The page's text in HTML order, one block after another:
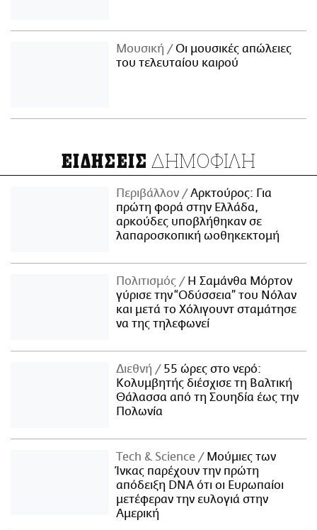
Μουσική
Οι μουσικές απώλειες
του τελευταίου καιρού
ΕΙΔΗΣΕΙΣ ΔΗΜΟΦΙΛΗ
Περιβάλλον
Αρκτούρος: Για
πρώτη φορά στην Ελλάδα,
αρκούδες υποβλήθηκαν σε
λαπαροσκοπική ωοθηκεκτομή
Πολιτισμός
Η Σαμάνθα Μόρτον
γύρισε την “Οδύσσεια” του Νόλαν
και μετά το Χόλιγουντ σταμάτησε
να της τηλεφωνεί
Διεθνή
55 ώρες στο νερό:
Κολυμβητής διέσχισε τη Βαλτική
Θάλασσα από τη Σουηδία έως την
Πολωνία
Τech & Science
Μούμιες των
Ίνκας παρέχουν την πρώτη
απόδειξη DNA ότι οι Ευρωπαίοι
μετέφεραν την ευλογιά στην
Αμερική